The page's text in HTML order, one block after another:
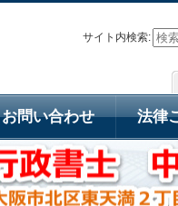
お問い合わせ 法律
サイト内検索: